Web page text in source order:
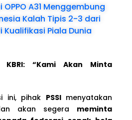
A31 Menggembung
Kalah Tipis 2-3 dari
Kualifikasi Piala Dunia
KBRI: “Kami Akan Minta
ini, pihak PSSImenyatakan
akan segera meminta